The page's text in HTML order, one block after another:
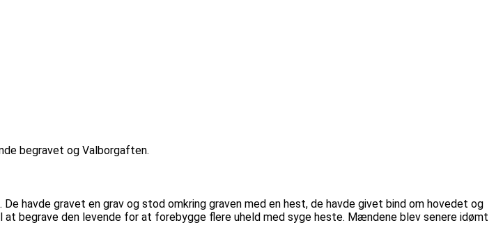
begravet og Valborgaften.
havde gravet en grav og stod omkring graven med en hest, de havde givet bind om hovedet og
begrave den levende for at forebygge flere uheld med syge heste. Mændene blev senere idømt